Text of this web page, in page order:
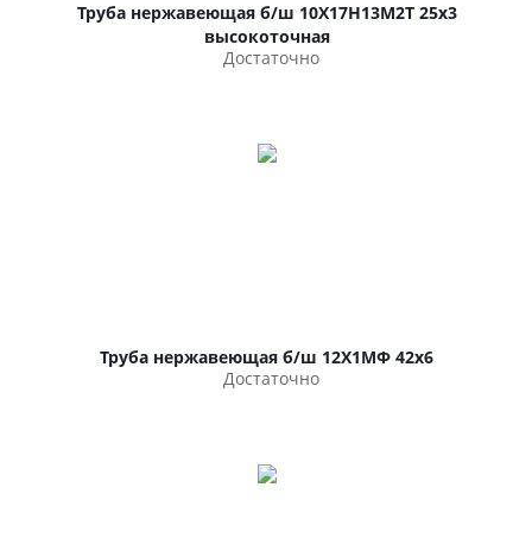
Труба нержавеющая б/ш 10Х17Н13М2Т 25х3
высокоточная
Достаточно
Труба нержавеющая б/ш 12Х1МФ 42х6
Достаточно